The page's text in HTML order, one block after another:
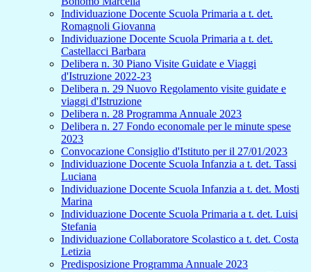
Individuazione Docente Scuola Primaria a t. det.
Romagnoli Giovanna
Individuazione Docente Scuola Primaria a t. det.
Castellacci Barbara
Delibera n. 30 Piano Visite Guidate e Viaggi
d'Istruzione 2022-23
Delibera n. 29 Nuovo Regolamento visite guidate e
viaggi d'Istruzione
Delibera n. 28 Programma Annuale 2023
Delibera n. 27 Fondo economale per le minute spese
2023
Convocazione Consiglio d'Istituto per il 27/01/2023
Individuazione Docente Scuola Infanzia a t. det. Tassi
Luciana
Individuazione Docente Scuola Infanzia a t. det. Mosti
Marina
Individuazione Docente Scuola Primaria a t. det. Luisi
Stefania
Individuazione Collaboratore Scolastico a t. det. Costa
Letizia
Predisposizione Programma Annuale 2023